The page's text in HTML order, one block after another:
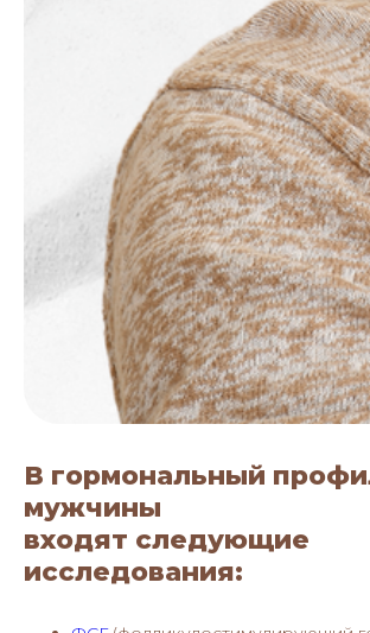
В гормональный
мужчины
входят следующие
исследования: